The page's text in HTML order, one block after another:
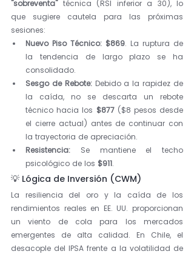
"sobreventa" técnica (RSI inferior a 30), lo
que sugiere cautela para las próximas
sesiones:
Nuevo Piso Técnico: $869. La ruptura de
la tendencia de largo plazo se ha
consolidado.
Sesgo de Rebote: Debido a la rapidez de
la caída, no se descarta un rebote
técnico hacia los $877 ($8 pesos desde
el cierre actual) antes de continuar con
la trayectoria de apreciación.
Resistencia: Se mantiene el techo
psicológico de los $911.
💡 Lógica de Inversión (CWM)
La resiliencia del oro y la caída de los
rendimientos reales en EE. UU. proporcionan
un viento de cola para los mercados
emergentes de alta calidad. En Chile, el
desacople del IPSA frente a la volatilidad de